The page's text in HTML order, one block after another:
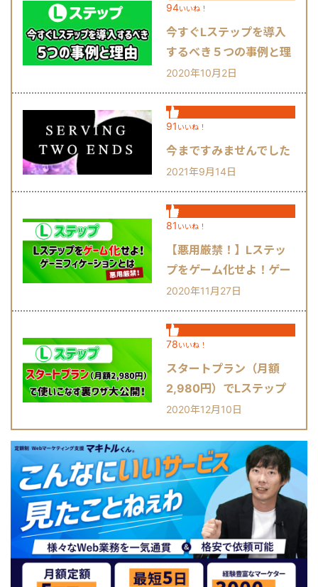
94いいね！
今すぐLステップを導入
するべき５つの事例と理
由
2020年10月2日
91 いいね！
今まですみませんでした
2021年9月14日
81 いいね！
【悪用厳禁！】Lステッ
プをゲーム化せよ！ゲー
ミフィケーションとは？
2020年11月27日
78いいね！
スタートプラン（月額
2,980円）でLステップ
を使いこなす裏ワザ大公
開！
2020年12月10日